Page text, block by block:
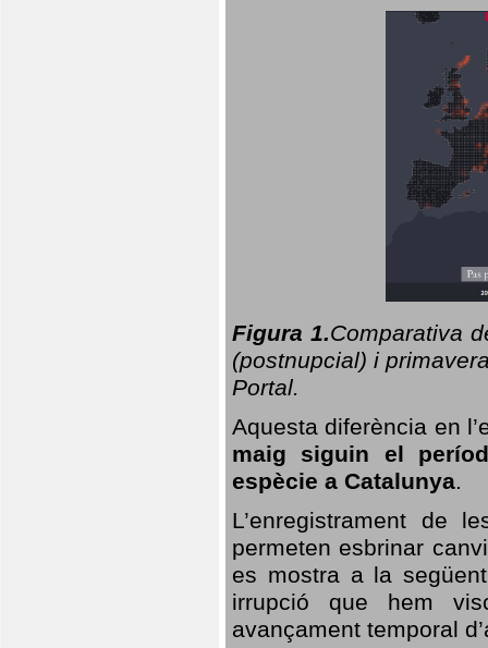
Figura 1.Comparativa
(postnupcial) i
Portal.
Aquesta diferència en
maig siguin el
espècie a Catalunya.
L’enregistrament de
permeten esbrinar
es mostra a la
irrupció que hem
avançament temporal